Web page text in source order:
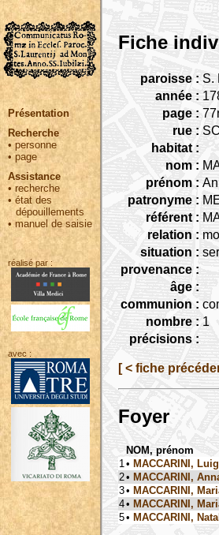
Présentation
Recherche
• personne
•page
Assistance
• recherche
•état des
dépouillements
•manuel de saisie
réalisé par :
avec :
Fiche
paroisse : S.
année :
page :
rue :
habitat :
nom :
prénom :
patronyme :
référent :
relation :
situation :
provenance :
âge :
communion :
nombre : 1
précisions :
[ < fiche
Foyer
NOM, prénom
1 • MACCARINI,
2• MACCARINI,
3• MACCARINI,
4• MACCARINI,
5• MACCARINI,